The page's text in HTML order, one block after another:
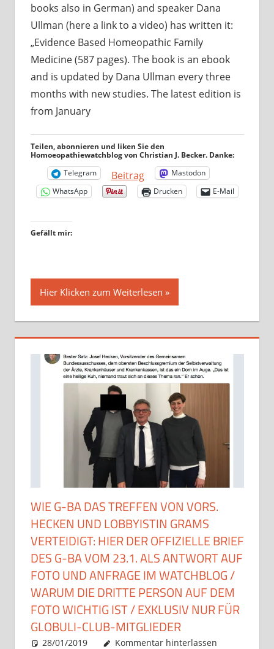
books also in German) and speaker Dana
Ullman (here a link to a video) has written it:
„Evidence Based Homeopathic Family
Medicine (587 pages). The book is an ebook
and is updated by Dana Ullman every three
months with new studies. The latest edition is
from January
Teilen, abonnieren und liken Sie den
Homoeopathiewatchblog von Christian J. Becker. Danke:
Telegram
Beitrag
Mastodon
WhatsApp
Drucken E-Mail
Gefällt mir:
Hier Klicken zum Weiterlesen
WIE G-BA DAS TREFFEN VON VORS.
HECKEN UND LOBBYISTIN GRAMS
VERTEIDIGT: HIER DER OFFIZIELLE BRIEF
DES G-BA VOM 23.1. ALS ANTWORT AUF
FOTO UND ANFRAGE IM WATCHBLOG /
WARUM DIE DRITTE PERSON AUF DEM
FOTO WICHTIG IST / EXKLUSIV NUR FÜR
GLOBULI-CLUB-MITGLIEDER
28/01/2019 Christian J. Becker
Allgemein
Kommentar hinterlassen